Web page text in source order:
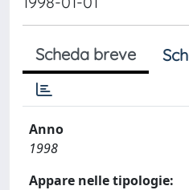
Scheda breve
Anno
1998
Appare nelle tipologie: